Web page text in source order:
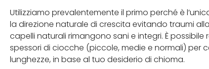
Utilizziamo prevalentemente il primo perché è
la direzione naturale di crescita evitando traumi
capelli naturali rimangono sani e integri. È
spessori di ciocche (piccole, medie e normali) per
lunghezze, in base al tuo desiderio di chioma.